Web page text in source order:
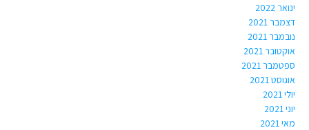
ינואר 2022
דצמבר 2021
נובמבר 2021
אוקטובר 2021
ספטמבר 2021
אוגוסט 2021
יולי 2021
יוני 2021
מאי 2021